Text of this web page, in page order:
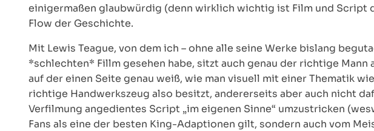
einigermaßen glaubwürdig (denn wirklich wichtig ist Film und Script
Flow der Geschichte.
Mit Lewis Teague, von dem ich – ohne alle seine Werke bislang
*schlechten* Fillm gesehen habe, sitzt auch genau der richtige Mann
auf der einen Seite genau weiß, wie man visuell mit einer Thematik
richtige Handwerkszeug also besitzt, andererseits aber auch nicht
Verfilmung angedientes Script „im eigenen Sinne“ umzustricken
Fans als eine der besten King-Adaptionen gilt, sondern auch vom